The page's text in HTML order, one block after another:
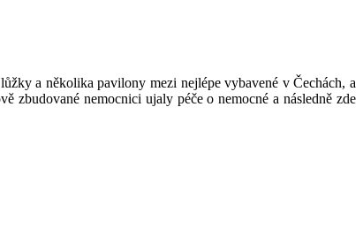
a několika pavilony mezi nejlépe vybavené v Čechách, a
zbudované nemocnici ujaly péče o nemocné a následně zde